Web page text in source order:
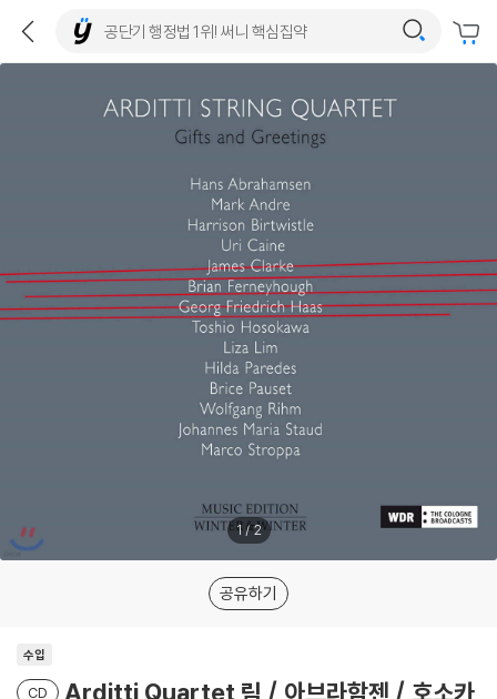
1/2
공유하기
수입
CD
Arditti Quartet 림 / 아브라함젠 / 호소카